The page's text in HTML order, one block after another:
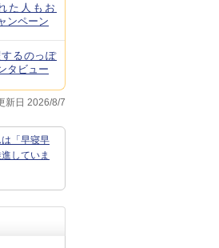
た人もお
ンペーン
るのっぽ
タビュー
新日 2026/8/7
「早寝早
していま